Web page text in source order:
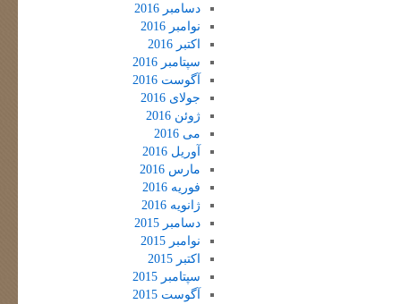
دسامبر 2016
نوامبر 2016
اکتبر 2016
سپتامبر 2016
آگوست 2016
جولای 2016
ژوئن 2016
می 2016
آوریل 2016
مارس 2016
فوریه 2016
ژانویه 2016
دسامبر 2015
نوامبر 2015
اکتبر 2015
سپتامبر 2015
آگوست 2015